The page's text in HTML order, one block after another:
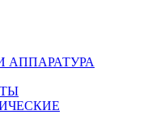
АППАРАТУРА